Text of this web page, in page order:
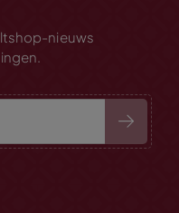
nieuws